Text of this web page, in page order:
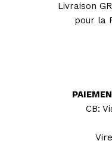
Livraison
pour la
CB: